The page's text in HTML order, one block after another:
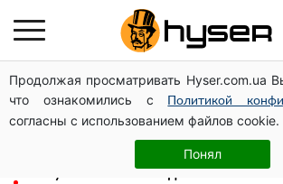
Продолжая просматривать Hyser.com.ua
что ознакомились с
Политикой
согласны с использованием файлов cookie.
Понял
Голая Елена Тополя в интересных
отвисать челюсти: слив видео – было
Елена Тополя слив видео – это далеко
фронтмен "Антитела" Тарас Тополя